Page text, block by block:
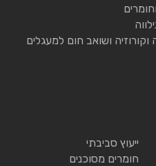
ושואב חום למעגלים
ייעוץ סביבתי
חומרים מסוכנים